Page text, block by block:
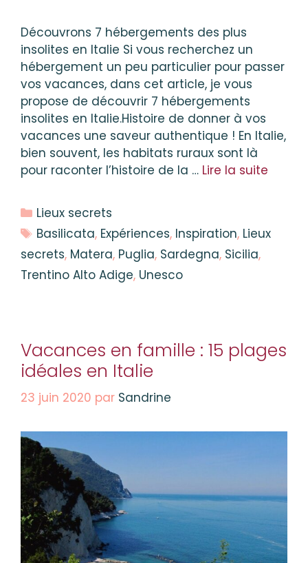
Découvrons 7 hébergements des plus
insolites en Italie Si vous recherchez un
hébergement un peu particulier pour passer
vos vacances, dans cet article, je vous
propose de découvrir 7 hébergements
insolites en Italie.Histoire de donner à vos
vacances une saveur authentique ! En Italie,
bien souvent, les habitats ruraux sont là
pour raconter l’histoire de la … Lire la suite
Catégories
Lieux secrets
Étiquettes
Basilicata, Expériences, Inspiration, Lieux
secrets, Matera, Puglia, Sardegna, Sicilia,
Trentino Alto Adige, Unesco
Vacances en famille : 15 plages
idéales en Italie
23 juin 2020 par Sandrine